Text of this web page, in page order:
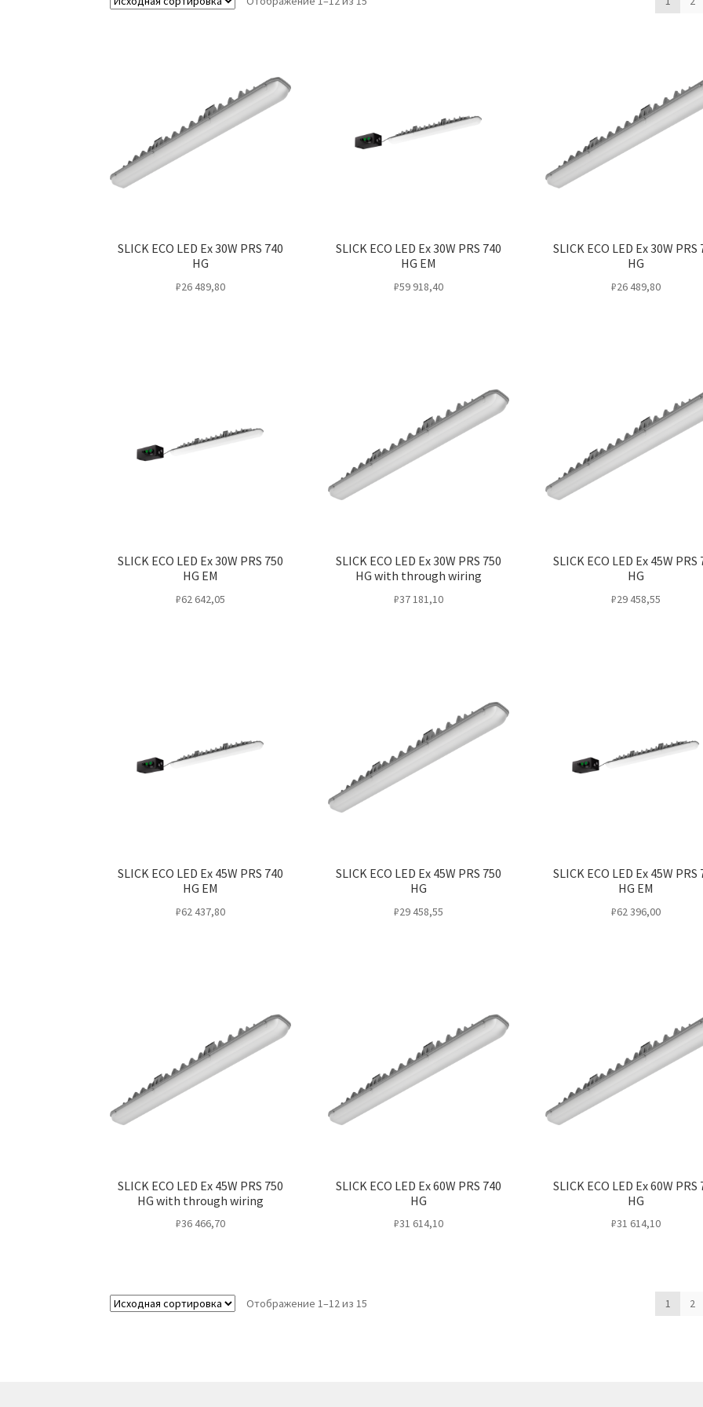
SLICK ECO LED Ex 30W PRS 740
HG
₽26 489,80
SLICK ECO LED Ex 30W PRS 740
HG EM
₽59 918,40
SLICK ECO LED Ex 30W PRS
HG
₽26 489,80
SLICK ECO LED Ex 30W PRS 750
HG EM
₽62 642,05
SLICK ECO LED Ex 30W PRS 750
HG with through wiring
₽37 181,10
SLICK ECO LED Ex 45W PRS
HG
₽29 458,55
SLICK ECO LED Ex 45W PRS 740
HG EM
₽62 437,80
SLICK ECO LED Ex 45W PRS 750
HG
₽29 458,55
SLICK ECO LED Ex 45W PRS
HG EM
₽62 396,00
SLICK ECO LED Ex 45W PRS 750
HG with through wiring
₽36 466,70
SLICK ECO LED Ex 60W PRS 740
HG
₽31 614,10
SLICK ECO LED Ex 60W PRS
HG
₽31 614,10
Отображение 1–12 из 15 1 2